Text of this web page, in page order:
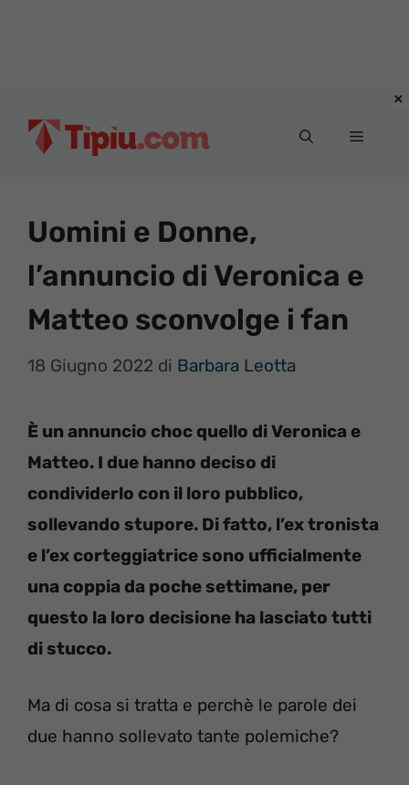
Menu
Uomini e Donne,
l’annuncio di Veronica e
Matteo sconvolge i fan
18 Giugno 2022 di Barbara Leotta
È un annuncio choc quello di Veronica e
Matteo. I due hanno deciso di
condividerlo con il loro pubblico,
sollevando stupore. Di fatto, l’ex tronista
e l’ex corteggiatrice sono ufficialmente
una coppia da poche settimane, per
questo la loro decisione ha lasciato tutti
di stucco.
Ma di cosa si tratta e perchè le parole dei
due hanno sollevato tante polemiche?